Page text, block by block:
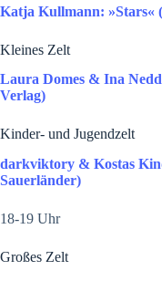
Katja Kullmann: »Stars«
Kleines Zelt
Laura Domes & Ina
Verlag)
Kinder- und Jugendzelt
darkviktory & Kostas
Sauerländer)
18-19 Uhr
Großes Zelt